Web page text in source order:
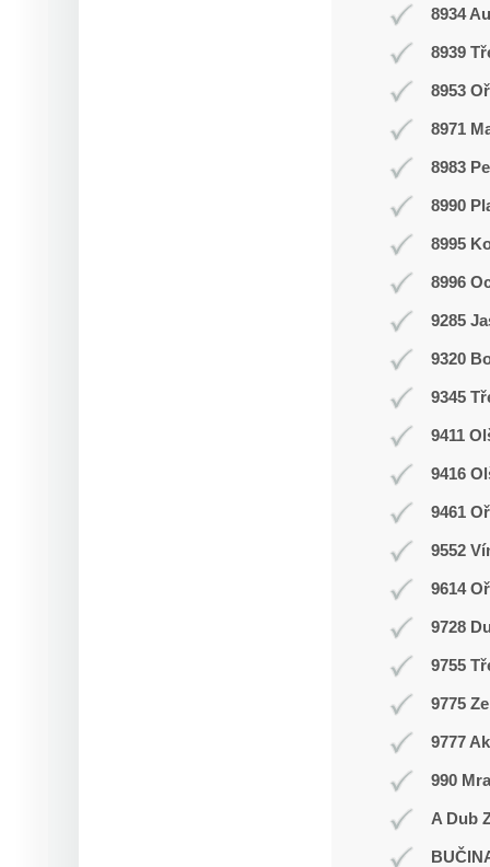
8934
8939
8953
8971
8983
8990
8995
8996
9285
9320
9345
9411
9416
9461
9552
9614
9728
9755
9775
9777
990
A Dub